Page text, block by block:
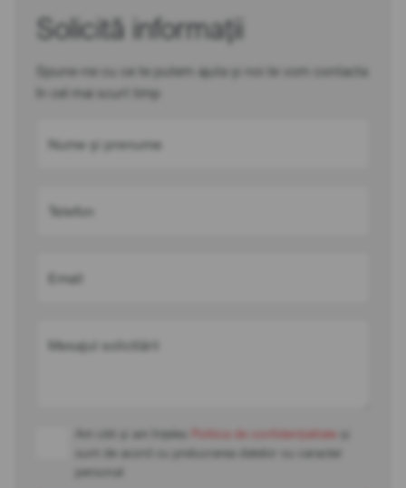
Solicită informații
Spune-ne cu ce te putem ajuta și noi te vom contacta
în cel mai scurt timp
Nume și prenume
Telefon
Email
Mesajul solicitării
Am citit și am înțeles Politica de confidențialitate
sunt de acord cu prelucrarea datelor cu caracter
personal